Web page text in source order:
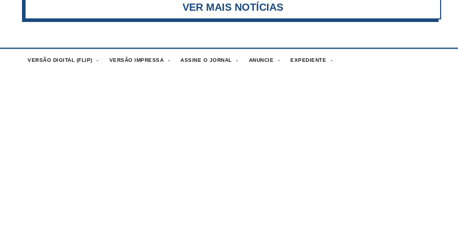
VER MAIS NOTÍCIAS
VERSÃO DIGITAL (FLIP) VERSÃO IMPRESSA ASSINE O JORNAL ANUNCIE EXPEDIENTE